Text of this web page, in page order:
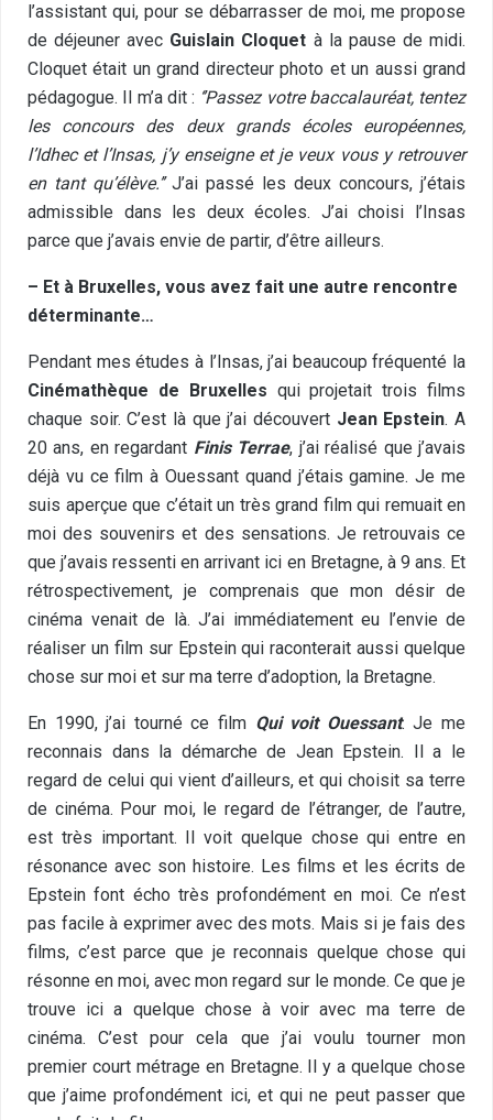
l’assistant qui, pour se débarrasser de moi, me propose
de déjeuner avec Guislain Cloquet à la pause de midi.
Cloquet était un grand directeur photo et un aussi grand
pédagogue. Il m’a dit : ‘’Passez votre baccalauréat, tentez
les concours des deux grands écoles européennes,
l’Idhec et l’Insas, j’y enseigne et je veux vous y retrouver
en tant qu’élève.’’J’ai passé les deux concours, j’étais
admissible dans les deux écoles. J’ai choisi l’Insas
parce que j’avais envie de partir, d’être ailleurs.
– Et à Bruxelles, vous avez fait une autre rencontre
déterminante…
Pendant mes études à l’Insas, j’ai beaucoup fréquenté la
Cinémathèque de Bruxelles qui projetait trois films
chaque soir. C’est là que j’ai découvert Jean Epstein. A
20 ans, en regardant Finis Terrae, j’ai réalisé que j’avais
déjà vu ce film à Ouessant quand j’étais gamine. Je me
suis aperçue que c’était un très grand film qui remuait en
moi des souvenirs et des sensations. Je retrouvais ce
que j’avais ressenti en arrivant ici en Bretagne, à 9 ans. Et
rétrospectivement, je comprenais que mon désir de
cinéma venait de là. J’ai immédiatement eu l’envie de
réaliser un film sur Epstein qui raconterait aussi quelque
chose sur moi et sur ma terre d’adoption, la Bretagne.
En 1990, j’ai tourné ce film Qui voit Ouessant. Je me
reconnais dans la démarche de Jean Epstein. Il a le
regard de celui qui vient d’ailleurs, et qui choisit sa terre
de cinéma. Pour moi, le regard de l’étranger, de l’autre,
est très important. Il voit quelque chose qui entre en
résonance avec son histoire. Les films et les écrits de
Epstein font écho très profondément en moi. Ce n’est
pas facile à exprimer avec des mots. Mais si je fais des
films, c’est parce que je reconnais quelque chose qui
résonne en moi, avec mon regard sur le monde. Ce que je
trouve ici a quelque chose à voir avec ma terre de
cinéma. C’est pour cela que j’ai voulu tourner mon
premier court métrage en Bretagne. Il y a quelque chose
que j’aime profondément ici, et qui ne peut passer que